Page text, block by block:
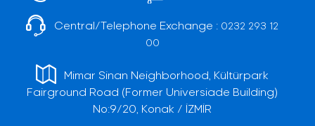
Central/Telephone Exchange : 0232 293 12
00
Mimar Sinan Neighborhood, Kültürpark
Fairground Road (Former Universiade Building)
No:9/20, Konak / İZMİR